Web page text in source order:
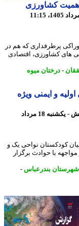
کشاورزی
پرطرفداری که هم در
کشاورزی، اقتصادی
-درختان میوه
و ایمنی ویژه
2 ساعت پیش - یکشنبه 18 مرداد
نواحی یک و
با حوادث برگزار
بندرعباس-